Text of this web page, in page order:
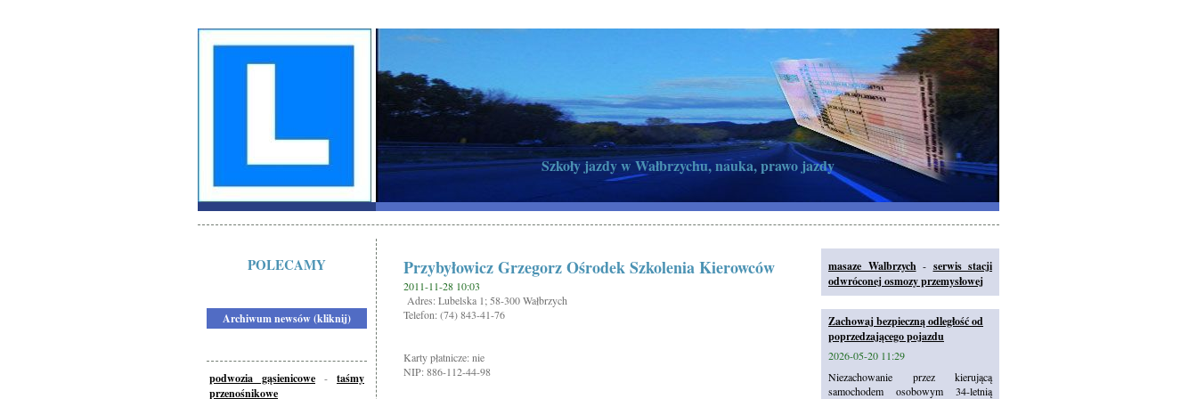
Szkoły jazdy w Wałbrzychu, nauka, prawo jazdy
POLECAMY
Archiwum newsów (kliknij)
podwozia gąsienicowe - taśmy
przenośnikowe
Przybyłowicz Grzegorz Ośrodek Szkolenia Kierowców
2011-11-28 10:03
Adres: Lubelska 1; 58-300 Wałbrzych
Telefon: (74) 843-41-76
Karty płatnicze: nie
NIP: 886-112-44-98
masaze Walbrzych - serwis stacji
odwróconej osmozy przemysłowej
Zachowaj bezpieczną odległość od
poprzedzającego pojazdu
2026-05-20 11:29
Niezachowanie przez kierującą
samochodem osobowym 34-letnią